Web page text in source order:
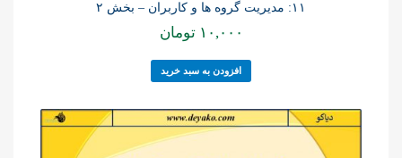
۱۱: مدیریت گروه ها و کاربران – بخش ۲
۱۰,۰۰۰ تومان
افزودن به سبد خرید